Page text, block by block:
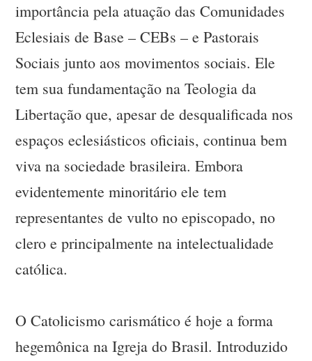
importância pela atuação das Comunidades
Eclesiais de Base – CEBs – e Pastorais
Sociais junto aos movimentos sociais. Ele
tem sua fundamentação na Teologia da
Libertação que, apesar de desqualificada nos
espaços eclesiásticos oficiais, continua bem
viva na sociedade brasileira. Embora
evidentemente minoritário ele tem
representantes de vulto no episcopado, no
clero e principalmente na intelectualidade
católica.
O Catolicismo carismático é hoje a forma
hegemônica na Igreja do Brasil. Introduzido